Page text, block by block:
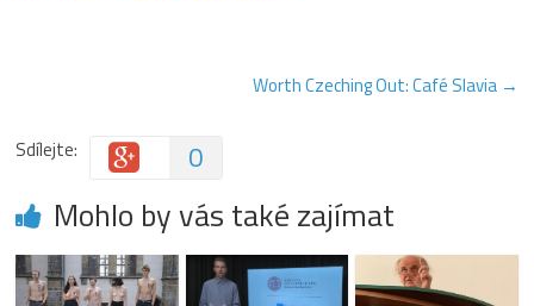
Worth Czeching Out: Café Slavia →
Sdílejte: 0
Mohlo by vás také zajímat